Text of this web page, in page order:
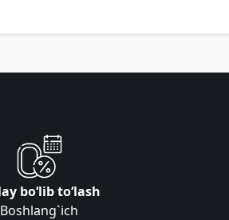
bo‘lib to‘lash
Boshlang`ich